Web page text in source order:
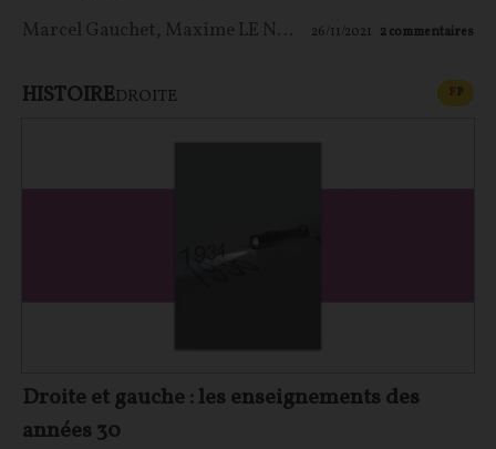
Marcel Gauchet, Maxime LE NAGARD 26/11/2021 2commentaires
HISTOIREDROITE FP
Droite et gauche : les enseignements des
années 30